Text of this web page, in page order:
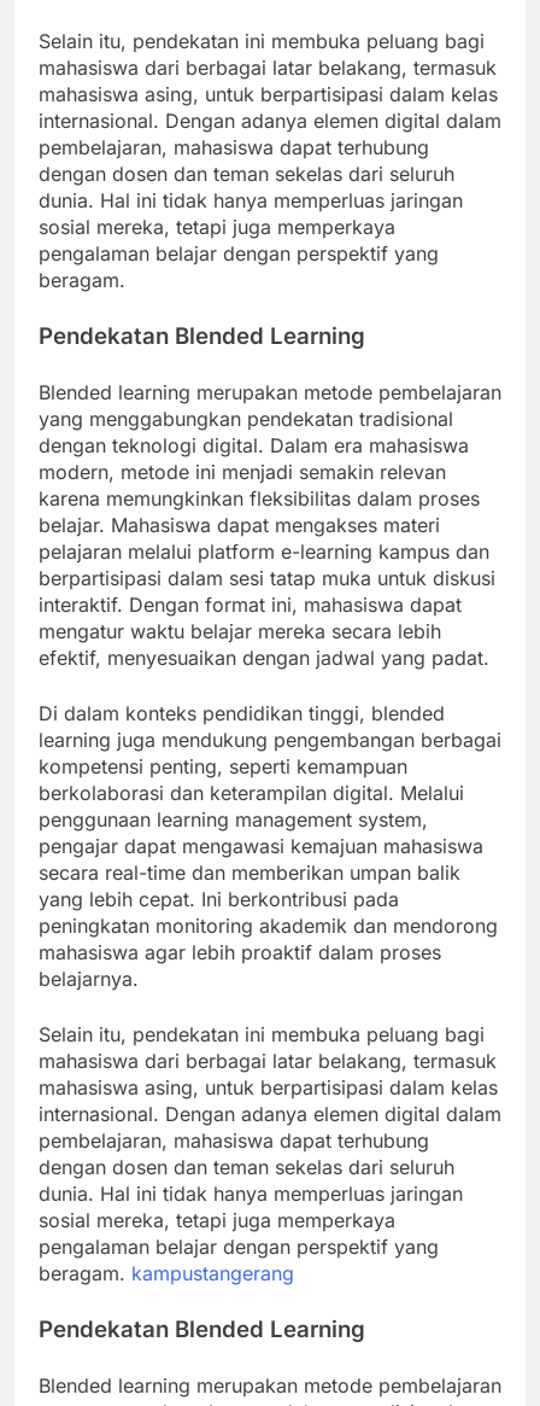
Selain itu, pendekatan ini membuka peluang bagi
mahasiswa dari berbagai latar belakang, termasuk
mahasiswa asing, untuk berpartisipasi dalam kelas
internasional. Dengan adanya elemen digital dalam
pembelajaran, mahasiswa dapat terhubung
dengan dosen dan teman sekelas dari seluruh
dunia. Hal ini tidak hanya memperluas jaringan
sosial mereka, tetapi juga memperkaya
pengalaman belajar dengan perspektif yang
beragam.
Pendekatan Blended Learning
Blended learning merupakan metode pembelajaran
yang menggabungkan pendekatan tradisional
dengan teknologi digital. Dalam era mahasiswa
modern, metode ini menjadi semakin relevan
karena memungkinkan fleksibilitas dalam proses
belajar. Mahasiswa dapat mengakses materi
pelajaran melalui platform e-learning kampus dan
berpartisipasi dalam sesi tatap muka untuk diskusi
interaktif. Dengan format ini, mahasiswa dapat
mengatur waktu belajar mereka secara lebih
efektif, menyesuaikan dengan jadwal yang padat.
Di dalam konteks pendidikan tinggi, blended
learning juga mendukung pengembangan berbagai
kompetensi penting, seperti kemampuan
berkolaborasi dan keterampilan digital. Melalui
penggunaan learning management system,
pengajar dapat mengawasi kemajuan mahasiswa
secara real-time dan memberikan umpan balik
yang lebih cepat. Ini berkontribusi pada
peningkatan monitoring akademik dan mendorong
mahasiswa agar lebih proaktif dalam proses
belajarnya.
Selain itu, pendekatan ini membuka peluang bagi
mahasiswa dari berbagai latar belakang, termasuk
mahasiswa asing, untuk berpartisipasi dalam kelas
internasional. Dengan adanya elemen digital dalam
pembelajaran, mahasiswa dapat terhubung
dengan dosen dan teman sekelas dari seluruh
dunia. Hal ini tidak hanya memperluas jaringan
sosial mereka, tetapi juga memperkaya
pengalaman belajar dengan perspektif yang
beragam. kampustangerang
Pendekatan Blended Learning
Blended learning merupakan metode pembelajaran